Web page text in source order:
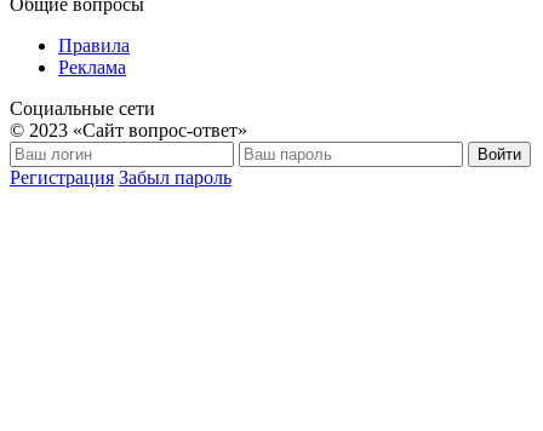
Общие вопросы
Правила
Реклама
Социальные сети
© 2023 «Сайт вопрос-ответ»
Войти
Регистрация Забыл пароль